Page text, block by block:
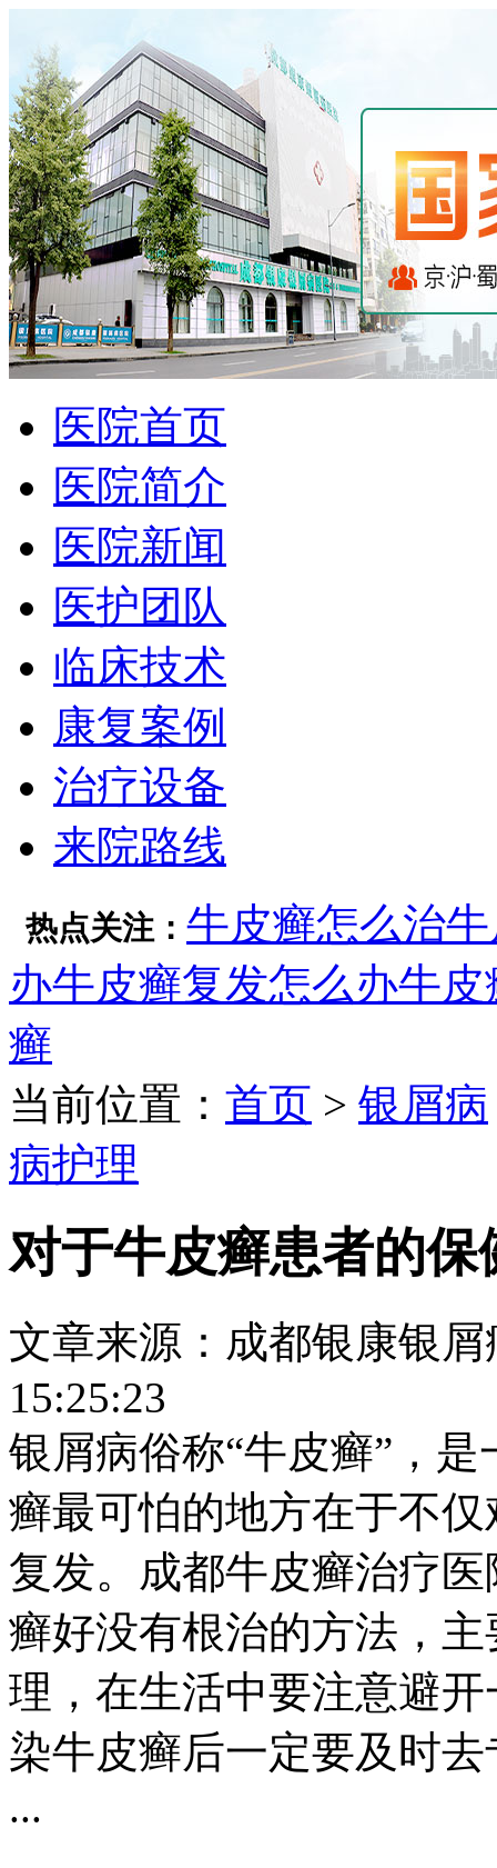
医院首页
医院简介
医院新闻
医护团队
临床技术
康复案例
治疗设备
来院路线
热点关注： 牛皮癣怎么治
办牛皮癣复发怎么办牛皮
癣
当前位置： 首页 > 银屑病
病护理
对于牛皮癣患者的保
文章来源：成都银康银
15:25:23
银屑病俗称“牛皮癣”，
癣最可怕的地方在于不
复发。成都牛皮癣治疗
癣好没有根治的方法，
理，在生活中要注意避
染牛皮癣后一定要及时
...